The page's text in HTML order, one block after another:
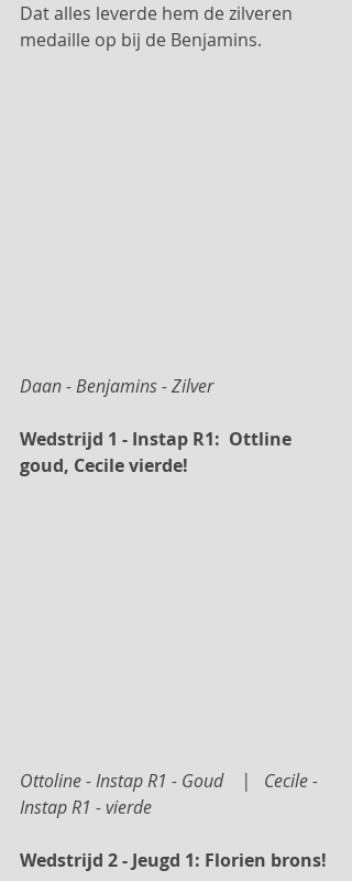
Dat alles leverde hem de zilveren
medaille op bij de Benjamins.
Daan - Benjamins - Zilver
Wedstrijd 1 - Instap R1:  Ottline
goud, Cecile vierde!
Ottoline - Instap R1 - Goud    |   Cecile -
Instap R1 - vierde
Wedstrijd 2 - Jeugd 1: Florien brons!